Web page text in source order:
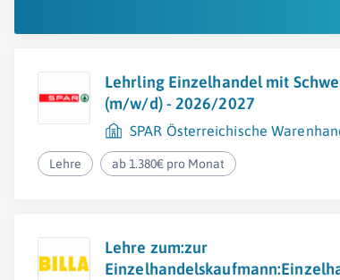
Lehrling Einzelhandel mit
(m/w/d) - 2026/2027
SPAR Österreichische
Lehre ab 1.380€ pro Monat
Lehre zum:zur